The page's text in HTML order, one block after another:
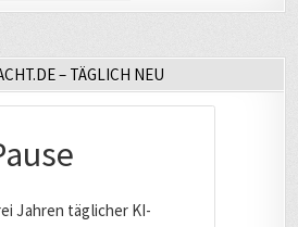
– TÄGLICH NEU